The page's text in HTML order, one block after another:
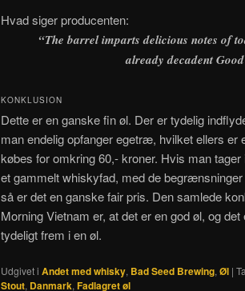
Hvad siger producenten:
“The barrel imparts delicious notes of
already decadent
KONKLUSION
Dette er en ganske fin øl. Der er tydelig
man endelig opfanger egetræ, hvilket ellers er
købes for omkring 60,- kroner. Hvis man
et gammelt whiskyfad, med de
så er det en ganske fair pris. Den samlede
Morning Vietnam er, at det er en god øl, og
tydeligt frem i en øl.
Udgivet i Andet med whisky, Bad Seed Brewing, Øl |
Stout, Danmark, Fadlagret øl